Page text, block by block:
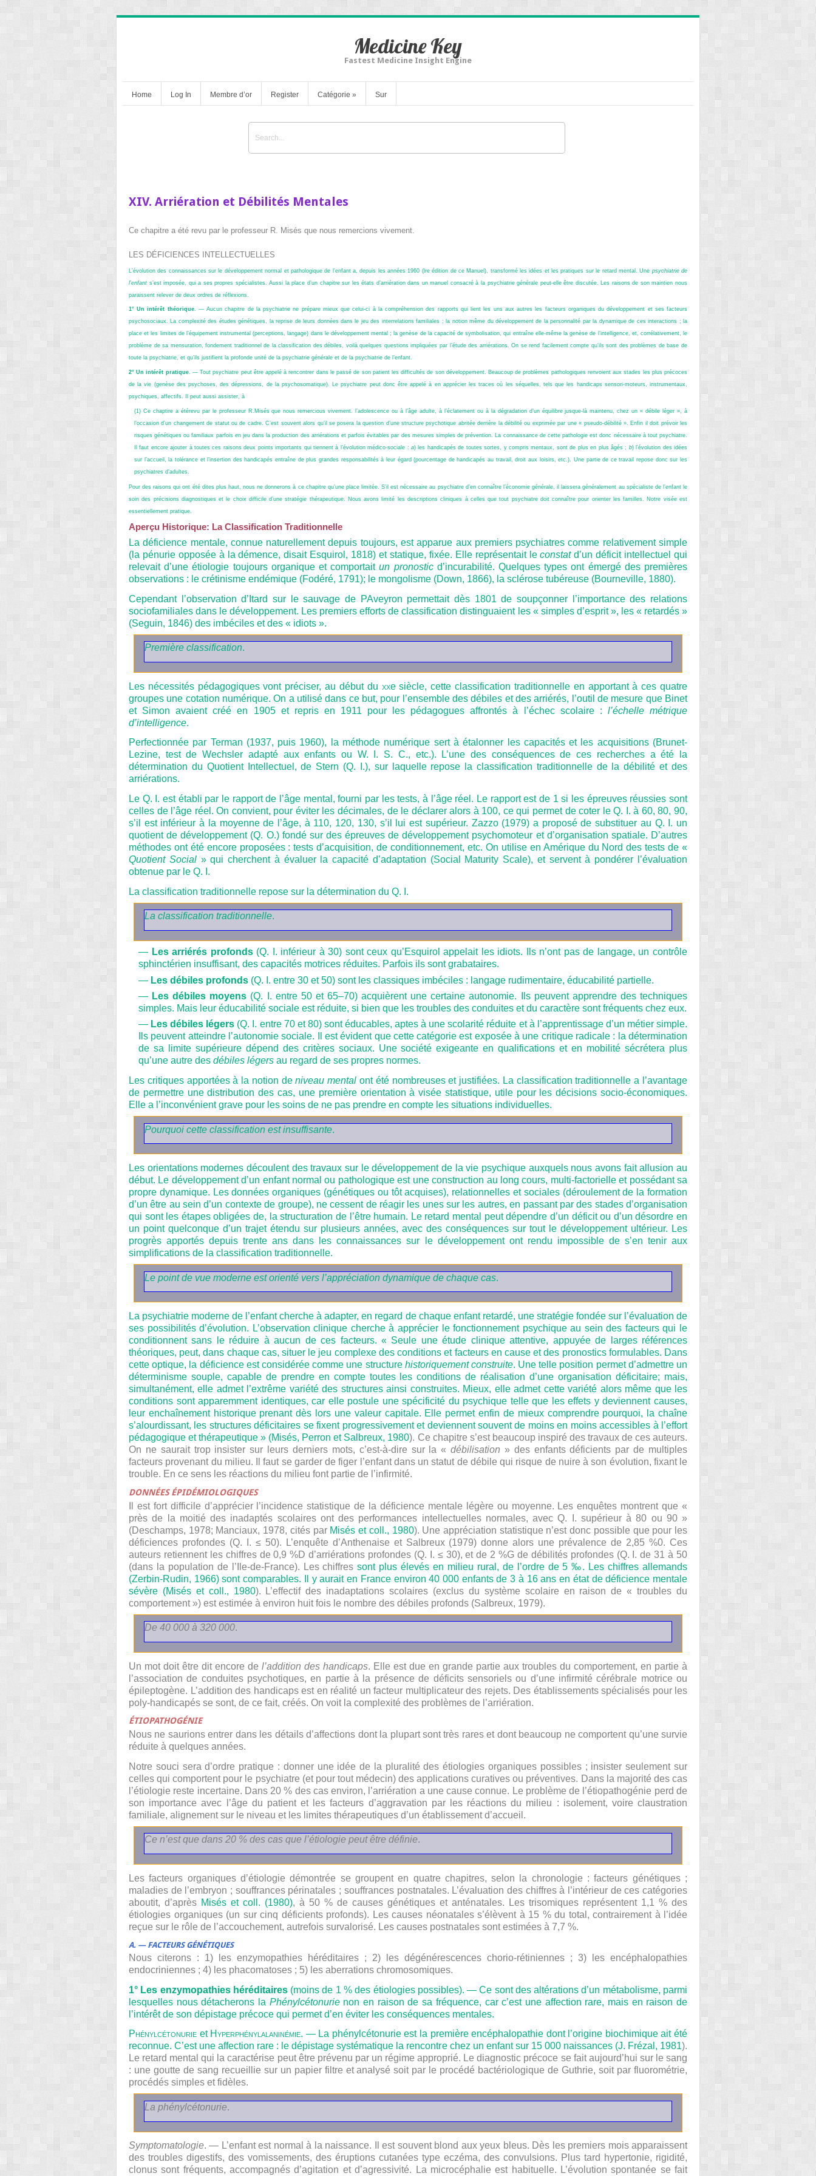
Medicine Key
Fastest Medicine Insight Engine
Home Log In Membre d’or Register Catégorie » Sur
XIV. Arriération et Débilités Mentales
Ce chapitre a été revu par le professeur R. Misés que nous remercions vivement.
LES DÉFICIENCES INTELLECTUELLES
L’évolution des connaissances sur le développement normal et pathologique de l’enfant a, depuis les années 1960 (l reédition de ce Manuel), transformé les idées et les pratiques sur le retard mental. Une psychiatrie de
l’enfant s’est imposée, qui a ses propres spécialistes. Aussi la place d’un chapitre sur les états d’arriération dans un manuel consacré à la psychiatrie générale peut-elle être discutée. Les raisons de son maintien nous
paraissent relever de deux ordres de réflexions.
1° Un intérêt théorique. — Aucun chapitre de la psychiatrie ne prépare mieux que celui-ci à la compréhension des rapports qui lient les uns aux autres les facteurs organiques du développement et ses facteurs
psychosociaux. La complexité des études génétiques, la reprise de leurs données dans le jeu des interrelations familiales ; la notion même du développement de la personnalité par la dynamique de ces interactions ; la
place et les limites de l’équipement instrumental (perceptions, langage) dans le développement mental ; la genèse de la capacité de symbolisation, qui entraîne elle-même la genèse de l’intelligence, et, corrélativement, le
problème de sa mensuration, fondement traditionnel de la classification des débiles, voilà quelques questions impliquées par l’étude des arriérations. On se rend facilement compte qu’ils sont des problèmes de base de
toute la psychiatrie, et qu’ils justifient la profonde unité de la psychiatrie générale et de la psychiatrie de l’enfant.
2° Un intérêt pratique. — Tout psychiatre peut être appelé à rencontrer dans le passé de son patient les difficultés de son développement. Beaucoup de problèmes pathologiques renvoient aux stades les plus précoces
de la vie (genèse des psychoses, des dépressions, de la psychosomatique). Le psychiatre peut donc être appelé à en apprécier les traces où les séquelles, tels que les handicaps sensori-moteurs, instrumentaux,
psychiques, affectifs. Il peut aussi assister, à
(1) Ce chaptire a étérevu par le professeur R.Misés que nous remercious vivement. l’adolescence ou à l’âge adulte, à l’éclatement ou à la dégradation d’un équilibre jusque-là maintenu, chez un « débile léger », à
l’occasion d’un changement de statut ou de cadre. C’est souvent alors qu’il se posera la question d’une structure psychotique abritée derrière la débilité ou exprimée par une « pseudo-débilité ». Enfin il doit prévoir les
risques génétiques ou familiaux parfois en jeu dans la production des arriérations et parfois évitables par des mesures simples de prévention. La connaissance de cette pathologie est donc nécessaire à tout psychiatre.
Il faut encore ajouter à toutes ces raisons deux points importants qui tiennent à l’évolution médico-sociale :a) les handicapés de toutes sortes, y compris mentaux, sont de plus en plus âgés ; b) l’évolution des idées
sur l’accueil, la tolérance et l’insertion des handicapés entraîne de plus grandes responsabilités à leur égard (pourcentage de handicapés au travail, droit aux loisirs, etc.). Une partie de ce travail repose donc sur les
psychiatres d’adultes.
Pour des raisons qui ont été dites plus haut, nous ne donnerons à ce chapitre qu’une place limitée. S’il est nécessaire au psychiatre d’en connaître l’économie générale, il laissera généralement au spécialiste de l’enfant le
soin des précisions diagnostiques et le choix difficile d’une stratégie thérapeutique. Nous avons limité les descriptions cliniques à celles que tout psychiatre doit connaître pour orienter les familles. Notre visée est
essentiellement pratique.
Aperçu Historique: La Classification Traditionnelle
La déficience mentale, connue naturellement depuis toujours, est apparue aux premiers psychiatres comme relativement simple
(la pénurie opposée à la démence, disait Esquirol, 1818) et statique, fixée. Elle représentait leconstatd’un déficit intellectuel qui
relevait d’une étiologie toujours organique et comportaitun pronosticd’incurabilité. Quelques types ont émergé des premières
observations : le crétinisme endémique (Fodéré, 1791); le mongolisme (Down, 1866), la sclérose tubéreuse (Bourneville, 1880).
Cependant l’observation d’Itard sur le sauvage de PAveyron permettait dès 1801 de soupçonner l’importance des relations
sociofamiliales dans le développement. Les premiers efforts de classification distinguaient les « simples d’esprit », les « retardés »
(Seguin, 1846) des imbéciles et des « idiots ».
Première classification.
Les nécessités pédagogiques vont préciser, au début du xxesiècle, cette classification traditionnelle en apportant à ces quatre
groupes une cotation numérique. On a utilisé dans ce but, pour l’ensemble des débiles et des arriérés, l’outil de mesure que Binet
et Simon avaient créé en 1905 et repris en 1911 pour les pédagogues affrontés à l’échec scolaire : l’échelle métrique
d’intelligence.
Perfectionnée par Terman (1937, puis 1960), la méthode numérique sert à étalonner les capacités et les acquisitions (Brunet-
Lezine, test de Wechsler adapté aux enfants ou W. I. S. C., etc.). L’une des conséquences de ces recherches a été la
détermination du Quotient Intellectuel, de Stern (Q. I.), sur laquelle repose la classification traditionnelle de la débilité et des
arriérations.
Le Q. I. est établi par le rapport de l’âge mental, fourni par les tests, à l’âge réel. Le rapport est de 1 si les épreuves réussies sont
celles de l’âge réel. On convient, pour éviter les décimales, de le déclarer alors à 100, ce qui permet de coter le Q. I. à 60, 80, 90,
s’il est inférieur à la moyenne de l’âge, à 110, 120, 130, s’il lui est supérieur. Zazzo (1979) a proposé de substituer au Q. I. un
quotient de développement (Q. O.) fondé sur des épreuves de développement psychomoteur et d’organisation spatiale. D’autres
méthodes ont été encore proposées : tests d’acquisition, de conditionnement, etc. On utilise en Amérique du Nord des tests de «
Quotient Social» qui cherchent à évaluer la capacité d’adaptation (Social Maturity Scale), et servent à pondérer l’évaluation
obtenue par le Q. I.
La classification traditionnelle repose sur la détermination du Q. I.
La classification traditionnelle.
— Les arriérés profonds(Q. I. inférieur à 30) sont ceux qu’Esquirol appelait les idiots. Ils n’ont pas de langage, un contrôle
sphinctérien insuffisant, des capacités motrices réduites. Parfois ils sont grabataires.
— Les débiles profonds (Q. I. entre 30 et 50) sont les classiques imbéciles : langage rudimentaire, éducabilité partielle.
— Les débiles moyens (Q. I. entre 50 et 65–70) acquièrent une certaine autonomie. Ils peuvent apprendre des techniques
simples. Mais leur éducabilité sociale est réduite, si bien que les troubles des conduites et du caractère sont fréquents chez eux.
— Les débiles légers (Q. I. entre 70 et 80) sont éducables, aptes à une scolarité réduite et à l’apprentissage d’un métier simple.
Ils peuvent atteindre l’autonomie sociale. Il est évident que cette catégorie est exposée à une critique radicale : la détermination
de sa limite supérieure dépend des critères sociaux. Une société exigeante en qualifications et en mobilité sécrétera plus
qu’une autre des débiles légers au regard de ses propres normes.
Les critiques apportées à la notion deniveau mental ont été nombreuses et justifiées. La classification traditionnelle a l’avantage
de permettre une distribution des cas, une première orientation à visée statistique, utile pour les décisions socio-économiques.
Elle a l’inconvénient grave pour les soins de ne pas prendre en compte les situations individuelles.
Pourquoi cette classification est insuffisante.
Les orientations modernes découlent des travaux sur le développement de la vie psychique auxquels nous avons fait allusion au
début. Le développement d’un enfant normal ou pathologique est une construction au long cours, multi-factorielle et possédant sa
propre dynamique. Les données organiques (génétiques ou tôt acquises), relationnelles et sociales (déroulement de la formation
d’un être au sein d’un contexte de groupe), ne cessent de réagir les unes sur les autres, en passant par des stades d’organisation
qui sont les étapes obligées de, la structuration de l’être humain. Le retard mental peut dépendre d’un déficit ou d’un désordre en
un point quelconque d’un trajet étendu sur plusieurs années, avec des conséquences sur tout le développement ultérieur. Les
progrès apportés depuis trente ans dans les connaissances sur le développement ont rendu impossible de s’en tenir aux
simplifications de la classification traditionnelle.
Le point de vue moderne est orienté vers l’appréciation dynamique de chaque cas.
La psychiatrie moderne de l’enfant cherche à adapter, en regard de chaque enfant retardé, une stratégie fondée sur l’évaluation de
ses possibilités d’évolution. L’observation clinique cherche à apprécier le fonctionnement psychique au sein des facteurs qui le
conditionnent sans le réduire à aucun de ces facteurs. « Seule une étude clinique attentive, appuyée de larges références
théoriques, peut, dans chaque cas, situer le jeu complexe des conditions et facteurs en cause et des pronostics formulables. Dans
cette optique, la déficience est considérée comme une structure historiquement construite. Une telle position permet d’admettre un
déterminisme souple, capable de prendre en compte toutes les conditions de réalisation d’une organisation déficitaire; mais,
simultanément, elle admet l’extrême variété des structures ainsi construites. Mieux, elle admet cette variété alors même que les
conditions sont apparemment identiques, car elle postule une spécificité du psychique telle que les effets y deviennent causes,
leur enchaînement historique prenant dès lors une valeur capitale. Elle permet enfin de mieux comprendre pourquoi, la chaîne
s’alourdissant, les structures déficitaires se fixent progressivement et deviennent souvent de moins en moins accessibles à l’effort
pédagogique et thérapeutique » (Misés, Perron et Salbreux, 1980). Ce chapitre s’est beaucoup inspiré des travaux de ces auteurs.
On ne saurait trop insister sur leurs derniers mots, c’est-à-dire sur la «débilisation » des enfants déficients par de multiples
facteurs provenant du milieu. Il faut se garder de figer l’enfant dans un statut de débile qui risque de nuire à son évolution, fixant le
trouble. En ce sens les réactions du milieu font partie de l’infirmité.
DONNÉES ÉPIDÉMIOLOGIQUES
Il est fort difficile d’apprécier l’incidence statistique de la déficience mentale légère ou moyenne. Les enquêtes montrent que «
près de la moitié des inadaptés scolaires ont des performances intellectuelles normales, avec Q. I. supérieur à 80 ou 90 »
(Deschamps, 1978; Manciaux, 1978, cités par Misés et coll., 1980). Une appréciation statistique n’est donc possible que pour les
déficiences profondes (Q. I. ≤ 50). L’enquête d’Anthenaise et Salbreux (1979) donne alors une prévalence de 2,85 %0. Ces
auteurs retiennent les chiffres de 0,9 %D d’arriérations profondes (Q. I. ≤ 30), et de 2 %G de débilités profondes (Q. I. de 31 à 50
(dans la population de l’Ile-de-France). Les chiffressont plus élevés en milieu rural, de l’ordre de 5 ‰. Les chiffres allemands
(Zerbin-Rudin, 1966) sont comparables. Il y aurait en France environ 40 000 enfants de 3 à 16 ans en état de déficience mentale
sévère (Misés et coll., 1980). L’effectif des inadaptations scolaires (exclus du système scolaire en raison de « troubles du
comportement ») est estimée à environ huit fois le nombre des débiles profonds (Salbreux, 1979).
De 40 000 à 320 000.
Un mot doit être dit encore de l’addition des handicaps. Elle est due en grande partie aux troubles du comportement, en partie à
l’association de conduites psychotiques, en partie à la présence de déficits sensoriels ou d’une infirmité cérébrale motrice ou
épileptogène. L’addition des handicaps est en réalité un facteur multiplicateur des rejets. Des établissements spécialisés pour les
poly-handicapés se sont, de ce fait, créés. On voit la complexité des problèmes de l’arriération.
ÉTIOPATHOGÉNIE
Nous ne saurions entrer dans les détails d’affections dont la plupart sont très rares et dont beaucoup ne comportent qu’une survie
réduite à quelques années.
Notre souci sera d’ordre pratique : donner une idée de la pluralité des étiologies organiques possibles ; insister seulement sur
celles qui comportent pour le psychiatre (et pour tout médecin) des applications curatives ou préventives. Dans la majorité des cas
l’étiologie reste incertaine. Dans 20 % des cas environ, l’arriération a une cause connue. Le problème de l’étiopathogénie perd de
son importance avec l’âge du patient et les facteurs d’aggravation par les réactions du milieu : isolement, voire claustration
familiale, alignement sur le niveau et les limites thérapeutiques d’un établissement d’accueil.
Ce n’est que dans 20 % des cas que l’étiologie peut être définie.
Les facteurs organiques d’étiologie démontrée se groupent en quatre chapitres, selon la chronologie : facteurs génétiques ;
maladies de l’embryon ; souffrances périnatales ; souffrances postnatales. L’évaluation des chiffres à l’intérieur de ces catégories
aboutit, d’après Misés et coll. (1980), à 50 % de causes génétiques et anténatales. Les trisomiques représentent 1,1 % des
étiologies organiques (un sur cinq déficients profonds). Les causes néonatales s’élèvent à 15 % du total, contrairement à l’idée
reçue sur le rôle de l’accouchement, autrefois survalorisé. Les causes postnatales sont estimées à 7,7 %.
A. — FACTEURS GÉNÉTIQUES
Nous citerons : 1) les enzymopathies héréditaires ; 2) les dégénérescences chorio-rétiniennes ; 3) les encéphalopathies
endocriniennes ; 4) les phacomatoses ; 5) les aberrations chromosomiques.
1° Les enzymopathies héréditaires(moins de 1 % des étiologies possibles). — Ce sont des altérations d’un métabolisme, parmi
lesquelles nous détacherons la Phénylcétonurienon en raison de sa fréquence, car c’est une affection rare, mais en raison de
l’intérêt de son dépistage précoce qui permet d’en éviter les conséquences mentales.
Phénylcétonurie et Hyperphénylalaninémie. — La phénylcétonurie est la première encéphalopathie dont l’origine biochimique ait été
reconnue. C’est une affection rare : le dépistage systématique la rencontre chez un enfant sur 15 000 naissances (J. Frézal, 1981).
Le retard mental qui la caractérise peut être prévenu par un régime approprié. Le diagnostic précoce se fait aujourd’hui sur le sang
: une goutte de sang recueillie sur un papier filtre et analysé soit par le procédé bactériologique de Guthrie, soit par fluorométrie,
procédés simples et fidèles.
La phénylcétonurie.
Symptomatologie. — L’enfant est normal à la naissance. Il est souvent blond aux yeux bleus. Dès les premiers mois apparaissent
des troubles digestifs, des vomissements, des éruptions cutanées type eczéma, des convulsions. Plus tard hypertonie, rigidité,
clonus sont fréquents, accompagnés d’agitation et d’agressivité. La microcéphalie est habituelle. L’évolution spontanée se fait